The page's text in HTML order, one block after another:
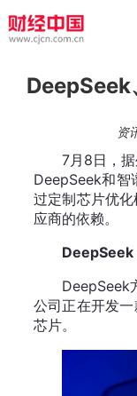
DeepSeek
资
7月8日，
DeepSeek和智
过定制芯片优
应商的依赖。
DeepSeek
DeepSeek
公司正在开发
芯片。